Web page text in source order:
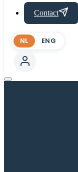
Contact
NL ENG